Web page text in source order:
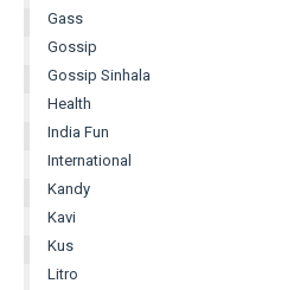
Gass
Gossip
Gossip Sinhala
Health
India Fun
International
Kandy
Kavi
Kus
Litro